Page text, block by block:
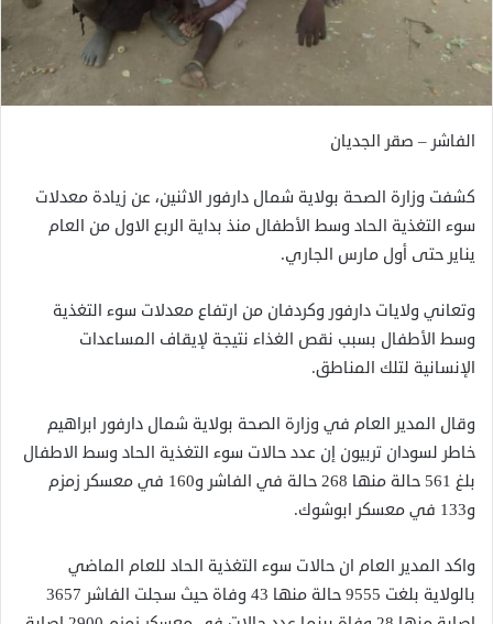
الفاشر – صقر الجديان
كشفت وزارة الصحة بولاية شمال دارفور الاثنين، عن زيادة معدلات
سوء التغذية الحاد وسط الأطفال منذ بداية الربع الاول من العام
يناير حتى أول مارس الجاري.
وتعاني ولايات دارفور وكردفان من ارتفاع معدلات سوء التغذية
وسط الأطفال بسبب نقص الغذاء نتيجة لإيقاف المساعدات
الإنسانية لتلك المناطق.
وقال المدير العام في وزارة الصحة بولاية شمال دارفور ابراهيم
خاطر لسودان تربيون إن عدد حالات سوء التغذية الحاد وسط الاطفال
بلغ 561 حالة منها 268 حالة في الفاشر و160 في معسكر زمزم
و133 في معسكر ابوشوك.
واكد المدير العام ان حالات سوء التغذية الحاد للعام الماضي
بالولاية بلغت 9555 حالة منها 43 وفاة حيث سجلت الفاشر 3657